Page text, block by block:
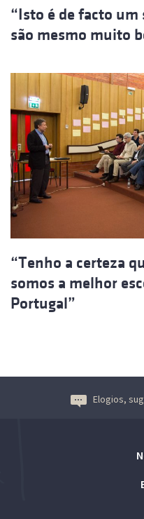
“Isto é de facto um
são mesmo muito
“Tenho a certeza
somos a melhor
Portugal”
Elogios,